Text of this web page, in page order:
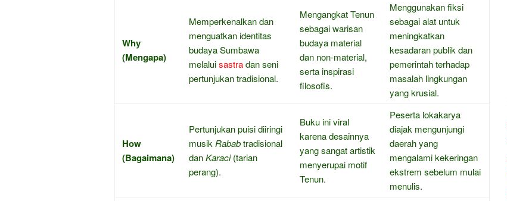
Why
(Mengapa)
Memperkenalkan dan
menguatkan identitas
budaya Sumbawa
melaluisastradan seni
pertunjukan tradisional.
Mengangkat Tenun
sebagai warisan
budaya material
dan non-material,
serta inspirasi
filosofis.
Menggunakan fiksi
sebagai alat untuk
meningkatkan
kesadaran publik dan
pemerintah terhadap
masalah lingkungan
yang krusial.
How
(Bagaimana)
Pertunjukan puisi diiringi
musik Rababtradisional
danKaraci(tarian
perang).
Buku ini viral
karena desainnya
yang sangat artistik
menyerupai motif
Tenun.
Peserta lokakarya
diajak mengunjungi
daerah yang
mengalami kekeringan
ekstrem sebelum mulai
menulis.